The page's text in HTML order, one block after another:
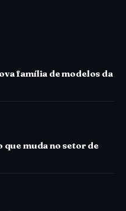
família de modelos da
que muda no setor de